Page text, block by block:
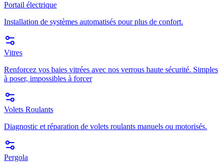
Portail électrique
Installation de systèmes automatisés pour plus de confort.
Vitres
Renforcez vos baies vitrées avec nos verrous haute sécurité. Simples
à poser, impossibles à forcer
Volets Roulants
Diagnostic et réparation de volets roulants manuels ou motorisés.
Pergola